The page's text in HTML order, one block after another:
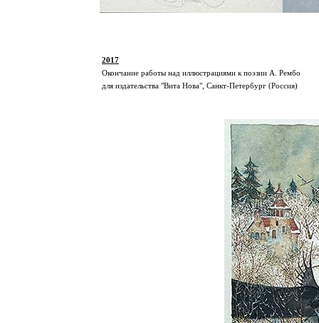
2017
Окончание работы над иллюстрациями к поэзии А. Рембо
для издательства "Вита Нова", Санкт-Петербург (Россия)